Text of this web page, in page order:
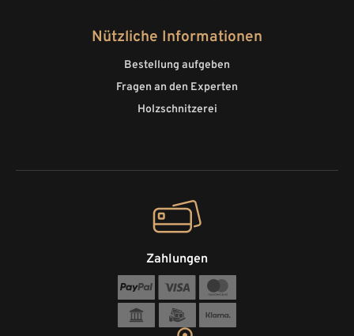
Nützliche Informationen
Bestellung aufgeben
Fragen an den Experten
Holzschnitzerei
Zahlungen